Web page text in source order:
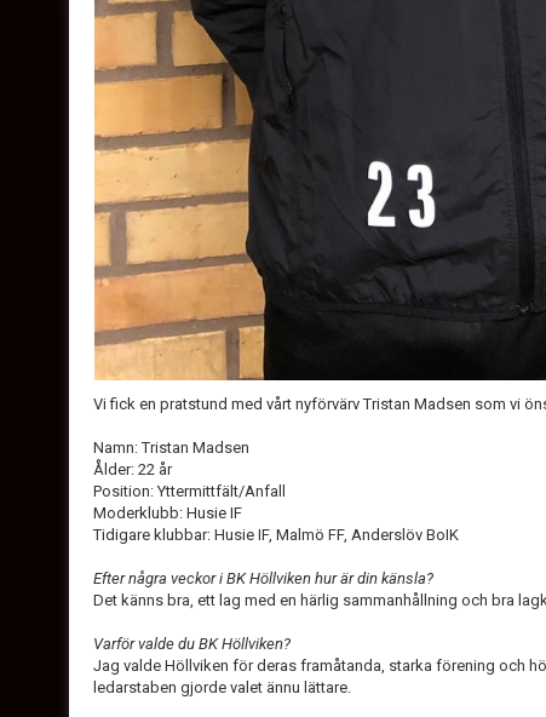
Vi fick en pratstund med vårt nyförvärv Tristan Madsen som vi
Namn: Tristan Madsen
Ålder: 22 år
Position: Yttermittfält/Anfall
Moderklubb: Husie IF
Tidigare klubbar: Husie IF, Malmö FF, Anderslöv BoIK
Efter några veckor i BK Höllviken hur är din känsla?
Det känns bra, ett lag med en härlig sammanhållning och bra
Varför valde du BK Höllviken?
Jag valde Höllviken för deras framåtanda, starka förening och
ledarstaben gjorde valet ännu lättare.